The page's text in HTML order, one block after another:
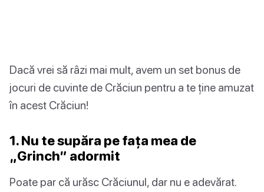
Dacă vrei să râzi mai mult, avem un set bonus de
jocuri de cuvinte de Crăciun pentru a te ține amuzat
în acest Crăciun!
1. Nu te supăra pe fața mea de
„Grinch” adormit
Poate par că urăsc Crăciunul, dar nu e adevărat.